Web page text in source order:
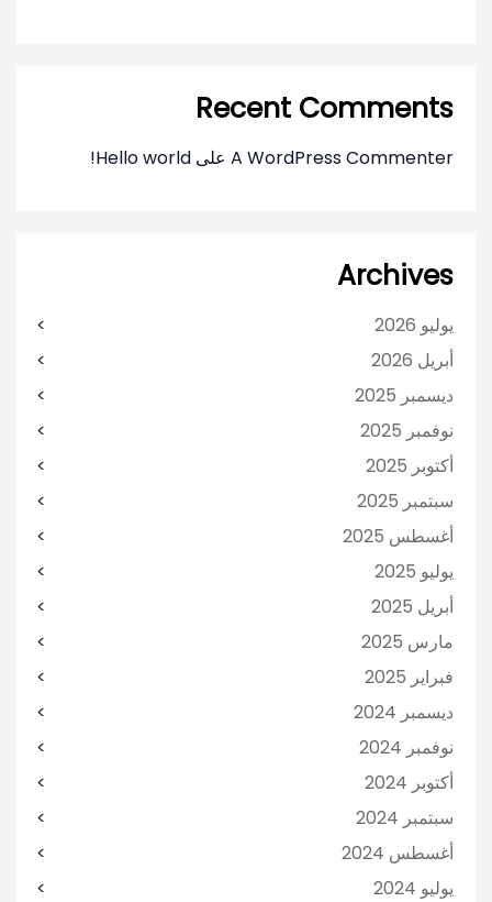
Recent Comments
A WordPress Commenter على Hello world!
Archives
يوليو 2026
أبريل 2026
ديسمبر 2025
نوفمبر 2025
أكتوبر 2025
سبتمبر 2025
أغسطس 2025
يوليو 2025
أبريل 2025
مارس 2025
فبراير 2025
ديسمبر 2024
نوفمبر 2024
أكتوبر 2024
سبتمبر 2024
أغسطس 2024
يوليو 2024